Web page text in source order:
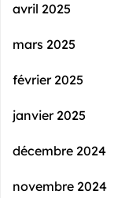
avril 2025
mars 2025
février 2025
janvier 2025
décembre 2024
novembre 2024